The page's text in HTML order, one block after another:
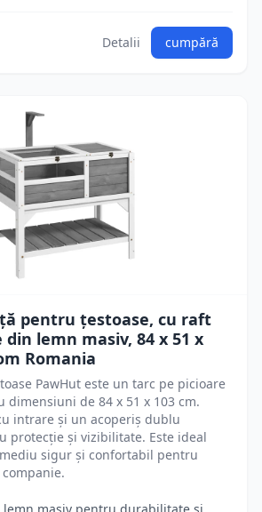
Detalii cumpără
pentru țestoase, cu raft
lemn masiv, 84 x 51 x
Romania
PawHut este un tarc pe picioare
dimensiuni de 84 x 51 x 103 cm.
intrare și un acoperiș dublu
protecție și vizibilitate. Este ideal
sigur și confortabil pentru